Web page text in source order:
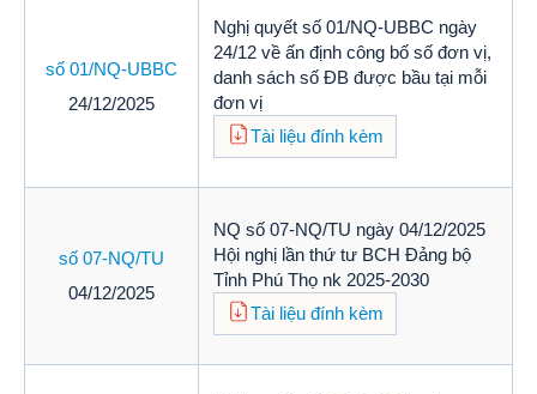
số 01/NQ-UBBC
24/12/2025
Nghị quyết số 01/NQ-UBBC ngày
24/12 về ấn định công bố số đơn vị,
danh sách số ĐB được bầu tại mỗi
đơn vị
Tài liệu đính kèm
số 07-NQ/TU
04/12/2025
NQ số 07-NQ/TU ngày 04/12/2025
Hội nghị lần thứ tư BCH Đảng bộ
Tỉnh Phú Thọ nk 2025-2030
Tài liệu đính kèm